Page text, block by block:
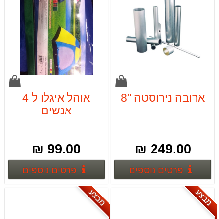
ארובה נירוסטה "8
249.00 ₪
פרטים נוספיםפרטים נוספים
אוהל איגלו ל 4
אנשים
99.00 ₪
פרטים נוספים
מבצע מבצע